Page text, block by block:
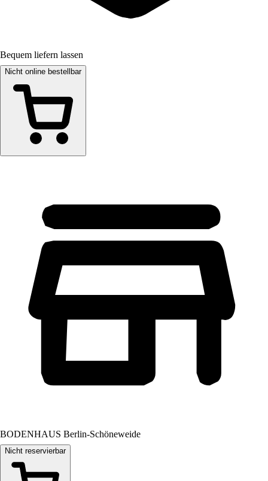
Bequem liefern lassen
Nicht online bestellbar
BODENHAUS Berlin-Schöneweide
Nicht reservierbar